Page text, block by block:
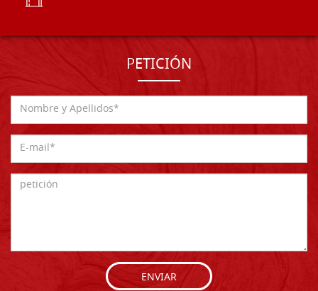
PETICIÓN
ENVIAR